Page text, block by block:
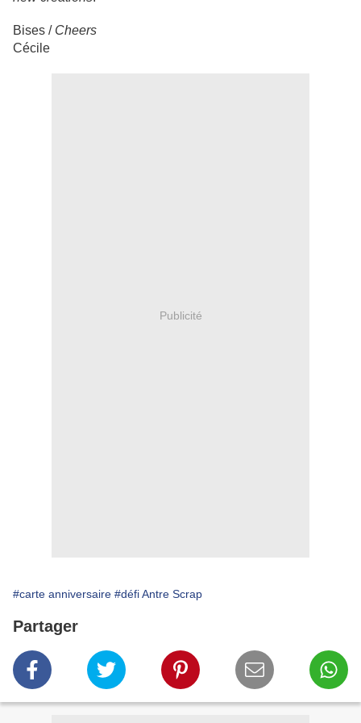
Bises / Cheers
Cécile
Publicité
#carte anniversaire #défi Antre Scrap
Partager